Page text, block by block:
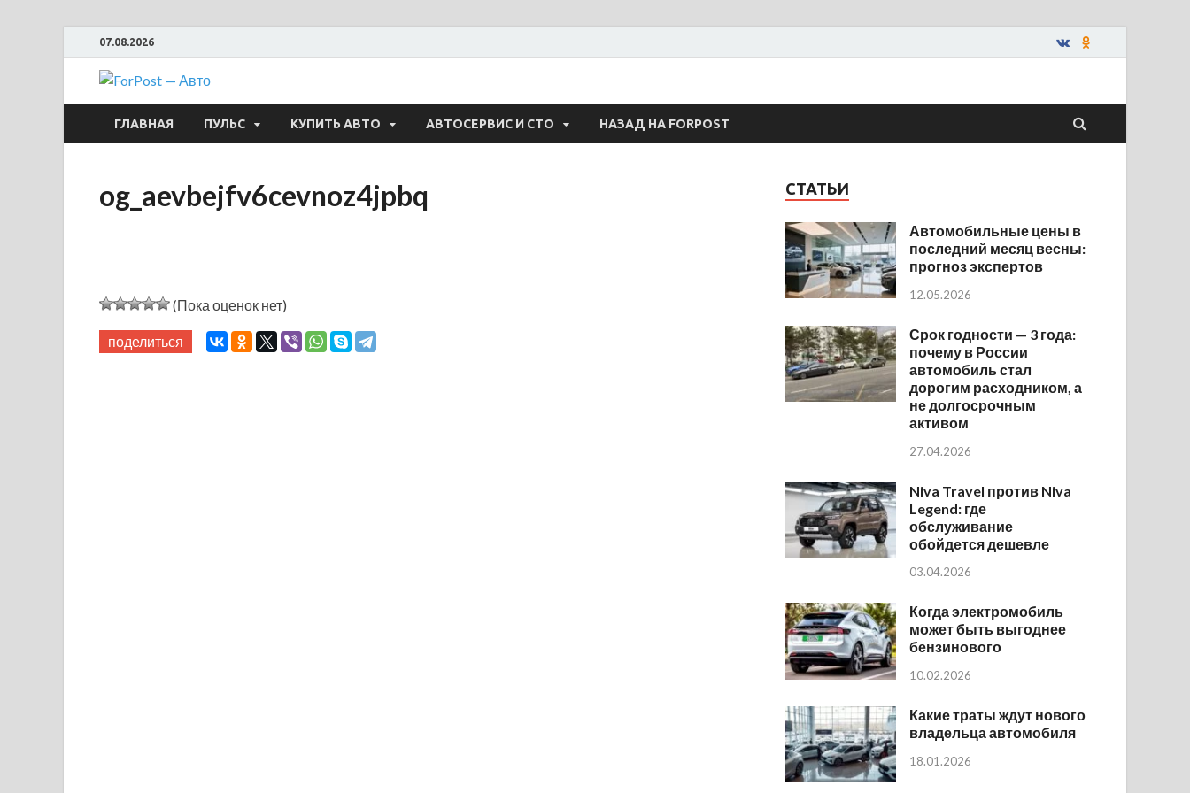
07.08.2026
ForPost — Авто
ГЛАВНАЯ ПУЛЬС КУПИТЬ АВТО АВТОСЕРВИС И СТО НАЗАД НА FORPOST
og_aevbejfv6cevnoz4jpbq
(Пока оценок нет)
поделиться
СТАТЬИ
Автомобильные цены в
последний месяц весны:
прогноз экспертов
12.05.2026
Срок годности — 3 года:
почему в России
автомобиль стал
дорогим расходником, а
не долгосрочным
активом
27.04.2026
Niva Travel против Niva
Legend: где
обслуживание
обойдется дешевле
03.04.2026
Когда электромобиль
может быть выгоднее
бензинового
10.02.2026
Какие траты ждут нового
владельца автомобиля
18.01.2026